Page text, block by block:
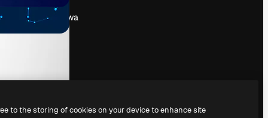
Sala prasowa
Szukasz
to the storing of cookies on your device to enhance site